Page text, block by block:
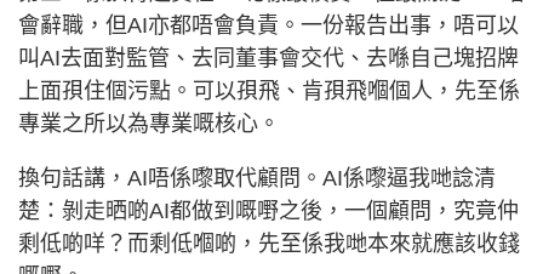
會辭職，但AI亦都唔會負責。一份報告出事，唔可以
叫AI去面對監管、去同董事會交代、去喺自己塊招牌
上面孭住個污點。可以孭飛、肯孭飛嗰個人，先至係
專業之所以為專業嘅核心。
換句話講，AI唔係嚟取代顧問。AI係嚟逼我哋諗清
楚：剝走晒啲AI都做到嘅嘢之後，一個顧問，究竟仲
剩低啲咩？而剩低嗰啲，先至係我哋本來就應該收錢